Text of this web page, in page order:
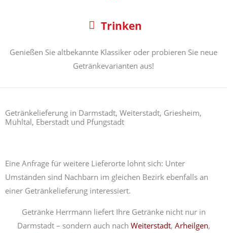
Trinken
Genießen Sie altbekannte Klassiker oder probieren Sie neue
Getränkevarianten aus!
Getränkelieferung in Darmstadt, Weiterstadt, Griesheim,
Mühltal, Eberstadt und Pfungstadt
Eine Anfrage für weitere Lieferorte lohnt sich: Unter
Umständen sind Nachbarn im gleichen Bezirk ebenfalls an
einer Getränkelieferung interessiert.
Getränke Herrmann liefert Ihre Getränke nicht nur in
Darmstadt – sondern auch nach Weiterstadt, Arheilgen,